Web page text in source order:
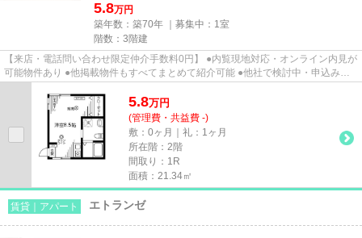
5.8万円
築年数：築70年 ｜募集中： 1室
階数：3階建
【来店・電話問い合わせ限定仲介手数料0円】 ●内覧現地対応・オンライン内見が
可能物件あり ●他掲載物件もすべてまとめて紹介可能 ●他社で検討中・申込み済
5.8万円
(管理費・共益費 -)
敷：0ヶ月｜礼：1ヶ月
所在階：2階
間取り：1R
面積：21.34㎡
賃貸｜アパート エトランゼ